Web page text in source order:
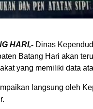
HARI,- Dinas
Batang Hari akan
yang memiliki data
langsung oleh